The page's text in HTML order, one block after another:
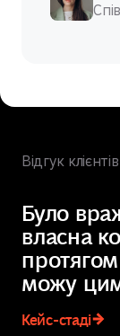
Було
власна
можу
Кейс-стаді
Відгук клієнтів